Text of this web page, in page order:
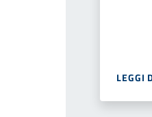
LEGGI